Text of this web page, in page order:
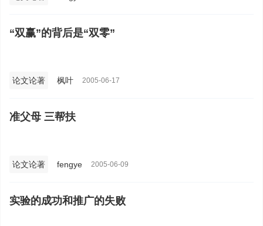
“双赢”的背后是“双零”
论文论著 枫叶 2005-06-17
准父母 三帮扶
论文论著 fengye 2005-06-09
实验的成功和推广的失败